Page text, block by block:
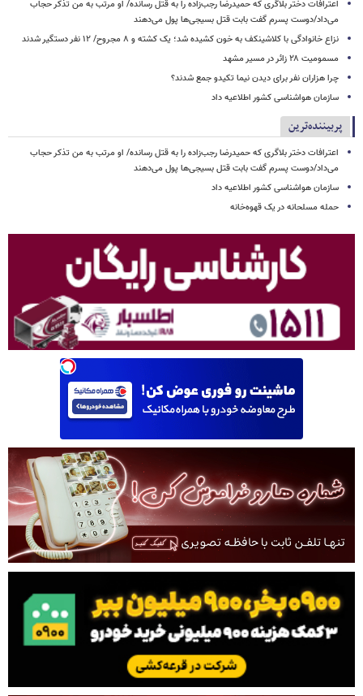
اعترافات دختر بلاگری که حمیدرضا رجب‌زاده را به قتل رسانده/ او مرتب به من تذکر حجاب
می‌داد/دوست پسرم گفت بابت قتل بسیجی‌ها پول می‌دهند
نزاع خانوادگی با کلاشینکف به خون کشیده شد؛ یک کشته و ۸ مجروح/ ۱۲ نفر دستگیر شدند
مسمومیت ۲۸ زائر در مسیر مشهد
چرا هزاران نفر برای دیدن نیما تکیدو جمع شدند؟
سازمان هواشناسی کشور اطلاعیه داد
پربیننده‌ترین
اعترافات دختر بلاگری که حمیدرضا رجب‌زاده را به قتل رسانده/ او مرتب به من تذکر حجاب
می‌داد/دوست پسرم گفت بابت قتل بسیجی‌ها پول می‌دهند
سازمان هواشناسی کشور اطلاعیه داد
حمله مسلحانه در یک قهوه‌خانه